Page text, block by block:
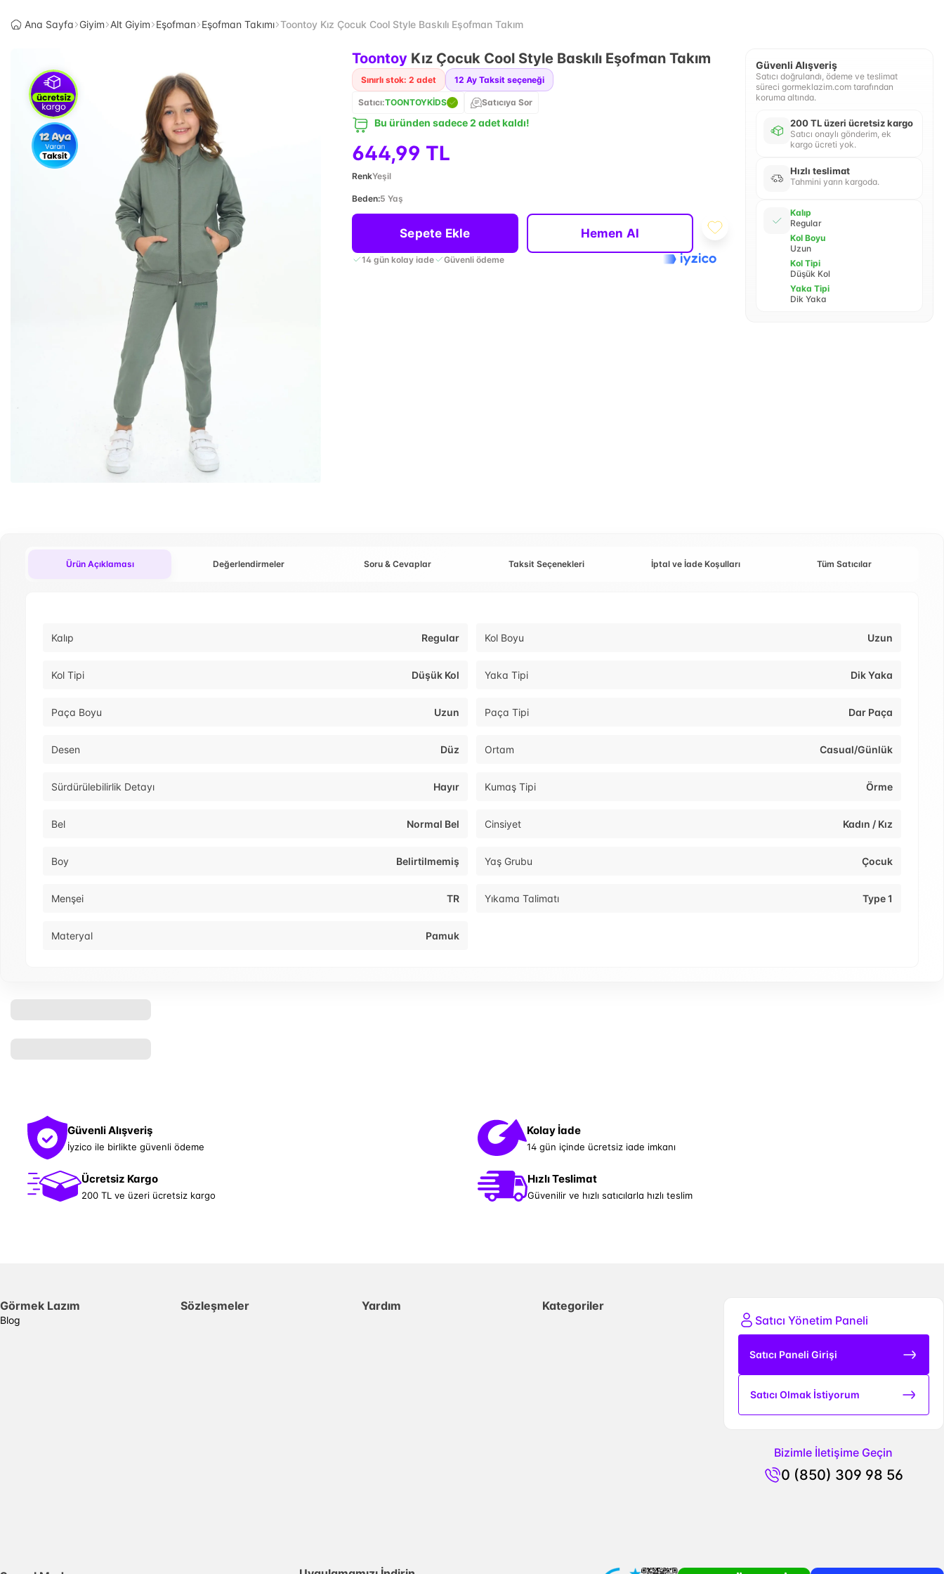
Ana Sayfa Giyim Alt Giyim Eşofman Eşofman Takımı Toontoy Kız Çocuk Cool Style Baskılı Eşofman Takım
Toontoy Kız Çocuk Cool Style Baskılı Eşofman Takım
Sınırlı stok: 2 adet 12 Ay Taksit seçeneği
Satıcı:TOONTOYKİDS Satıcıya Sor
Bu üründen sadece 2 adet kaldı!
644,99 TL
RenkYeşil
Beden:5 Yaş
Sepete Ekle Hemen Al
14 gün kolay iade Güvenli ödeme
Güvenli Alışveriş
Satıcı doğrulandı, ödeme ve teslimat
süreci gormeklazim.com tarafından
koruma altında.
200 TL üzeri ücretsiz kargo
Satıcı onaylı gönderim, ek
kargo ücreti yok.
Hızlı teslimat
Tahmini yarın kargoda.
Kalıp
Regular
Kol Boyu
Uzun
Kol Tipi
Düşük Kol
Yaka Tipi
Dik Yaka
Ürün Açıklaması Değerlendirmeler Soru & Cevaplar Taksit Seçenekleri İptal ve İade Koşulları Tüm Satıcılar
Kalıp Regular Kol Boyu Uzun
Kol Tipi Düşük Kol Yaka Tipi Dik Yaka
Paça Boyu Uzun Paça Tipi Dar Paça
Desen Düz Ortam Casual/Günlük
Sürdürülebilirlik Detayı Hayır Kumaş Tipi Örme
Bel Normal Bel Cinsiyet Kadın / Kız
Boy Belirtilmemiş Yaş Grubu Çocuk
Menşei TR Yıkama Talimatı Type 1
Materyal Pamuk
Güvenli Alışveriş
İyzico ile birlikte güvenli ödeme
Kolay İade
14 gün içinde ücretsiz iade imkanı
Ücretsiz Kargo
200 TL ve üzeri ücretsiz kargo
Hızlı Teslimat
Güvenilir ve hızlı satıcılarla hızlı teslim
Görmek Lazım
Blog
Sözleşmeler Yardım
Kategoriler
Satıcı Yönetim Paneli
Satıcı Paneli Girişi
Satıcı Olmak İstiyorum
Bizimle İletişime Geçin
0 (850) 309 98 56